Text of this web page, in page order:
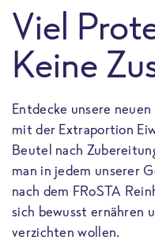
Viel
Keine
Entdecke unsere
mit der Extraportion
Beutel nach
man in jedem unserer
nach dem FRoSTA
sich bewusst ernähren
verzichten wollen.